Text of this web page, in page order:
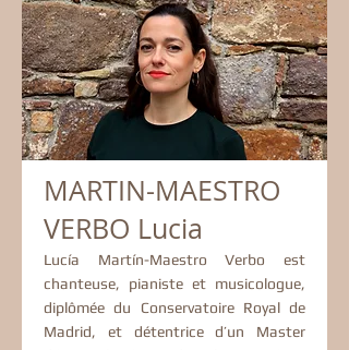
MARTIN-MAESTRO
VERBO Lucia
Lucía Martín-Maestro Verbo est
chanteuse, pianiste et musicologue,
diplômée du Conservatoire Royal de
Madrid, et détentrice d’un Master